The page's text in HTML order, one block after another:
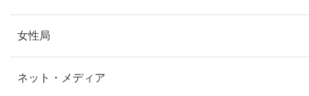
女性局
ネット・メディア